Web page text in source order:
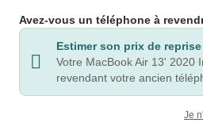
Avez-vous un téléphone à
Estimer son prix de reprise
Votre MacBook Air 13' 2020
revendant votre ancien
Je